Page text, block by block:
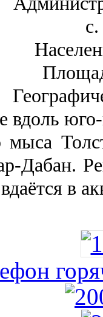
вдоль
Дабан.
в